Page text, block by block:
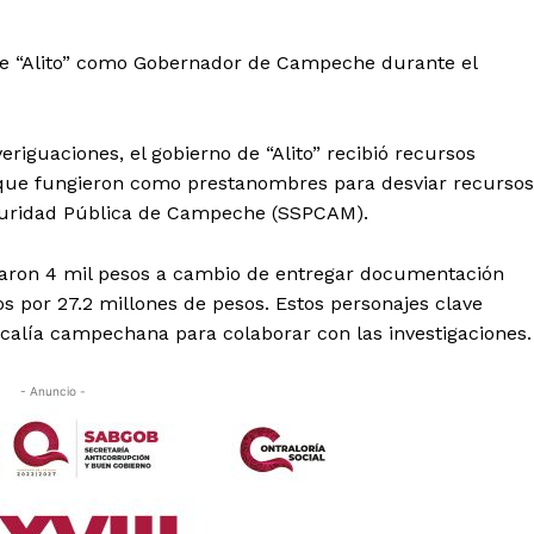
como Gobernador de Campeche durante el
el gobierno de “Alito” recibió recursos
fungieron como prestanombres para desviar recursos
Pública de Campeche (SSPCAM).
4 mil pesos a cambio de entregar documentación
27.2 millones de pesos. Estos personajes clave
campechana para colaborar con las investigaciones.
- Anuncio -